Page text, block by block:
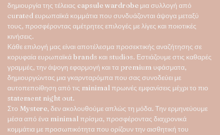
δημιουργία της τέλειας capsule wardrobe μια συλλογή από
curated ευρωπαϊκά κομμάτια που συνδυάζονται άψογα μεταξύ
τους, προσφέροντας αμέτρητες επιλογές με λίγες και ποιοτικές
κινήσεις.
Κάθε επιλογή μας είναι αποτέλεσμα προσεκτικής αναζήτησης σε
κορυφαία ευρωπαϊκά brands και studios. Εστιάζουμε στις καθαρές
γραμμές, την άψογη εφαρμογή και τα premium υφάσματα,
δημιουργώντας μια γκαρνταρόμπα που σας συνοδεύει με
αυτοπεποίθηση από τις minimal πρωινές εμφανίσεις μέχρι το πιο
statement night out.
Στο Mystere, δεν ακολουθούμε απλώς τη μόδα. Την ερμηνεύουμε
μέσα από ένα minimal πρίσμα, προσφέροντας διαχρονικά
κομμάτια με προσωπικότητα που ορίζουν την αισθητική του